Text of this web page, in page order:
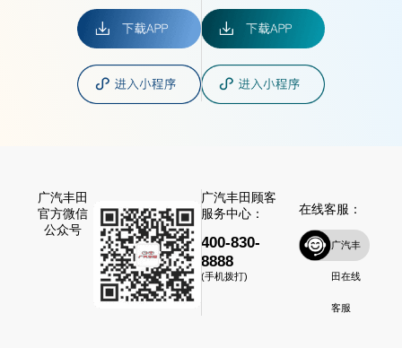
广汽丰田
官方微信
公众号
广汽丰田顾客
服务中心：
400-830-
8888
(手机拨打)
在线客服：
广汽丰
田在线
客服